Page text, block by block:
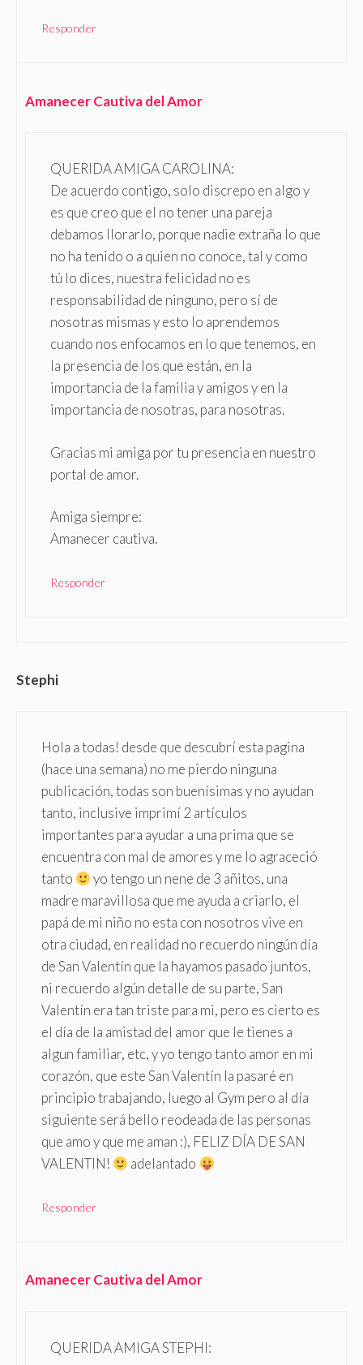
Responder
Amanecer Cautiva del Amor
QUERIDA AMIGA CAROLINA:
De acuerdo contigo, solo discrepo en algo y
es que creo que el no tener una pareja
debamos llorarlo, porque nadie extraña lo que
no ha tenido o a quien no conoce, tal y como
tú lo dices, nuestra felicidad no es
responsabilidad de ninguno, pero sí de
nosotras mismas y esto lo aprendemos
cuando nos enfocamos en lo que tenemos, en
la presencia de los que están, en la
importancia de la familia y amigos y en la
importancia de nosotras, para nosotras.
Gracias mi amiga por tu presencia en nuestro
portal de amor.
Amiga siempre:
Amanecer cautiva.
Responder
Stephi
Hola a todas! desde que descubrí esta pagina
(hace una semana) no me pierdo ninguna
publicación, todas son buenísimas y no ayudan
tanto, inclusive imprimí 2 artículos
importantes para ayudar a una prima que se
encuentra con mal de amores y me lo agraceció
tanto
yo tengo un nene de 3 añitos, una
madre maravillosa que me ayuda a criarlo, el
papá de mi niño no esta con nosotros vive en
otra ciudad, en realidad no recuerdo ningún día
de San Valentín que la hayamos pasado juntos,
ni recuerdo algún detalle de su parte, San
Valentín era tan triste para mi, pero es cierto es
el día de la amistad del amor que le tienes a
algun familiar, etc, y yo tengo tanto amor en mi
corazón, que este San Valentín la pasaré en
principio trabajando, luego al Gym pero al día
siguiente será bello reodeada de las personas
que amo y que me aman :), FELIZ DÍA DE SAN
VALENTIN!
adelantado
Responder
Amanecer Cautiva del Amor
QUERIDA AMIGA STEPHI: